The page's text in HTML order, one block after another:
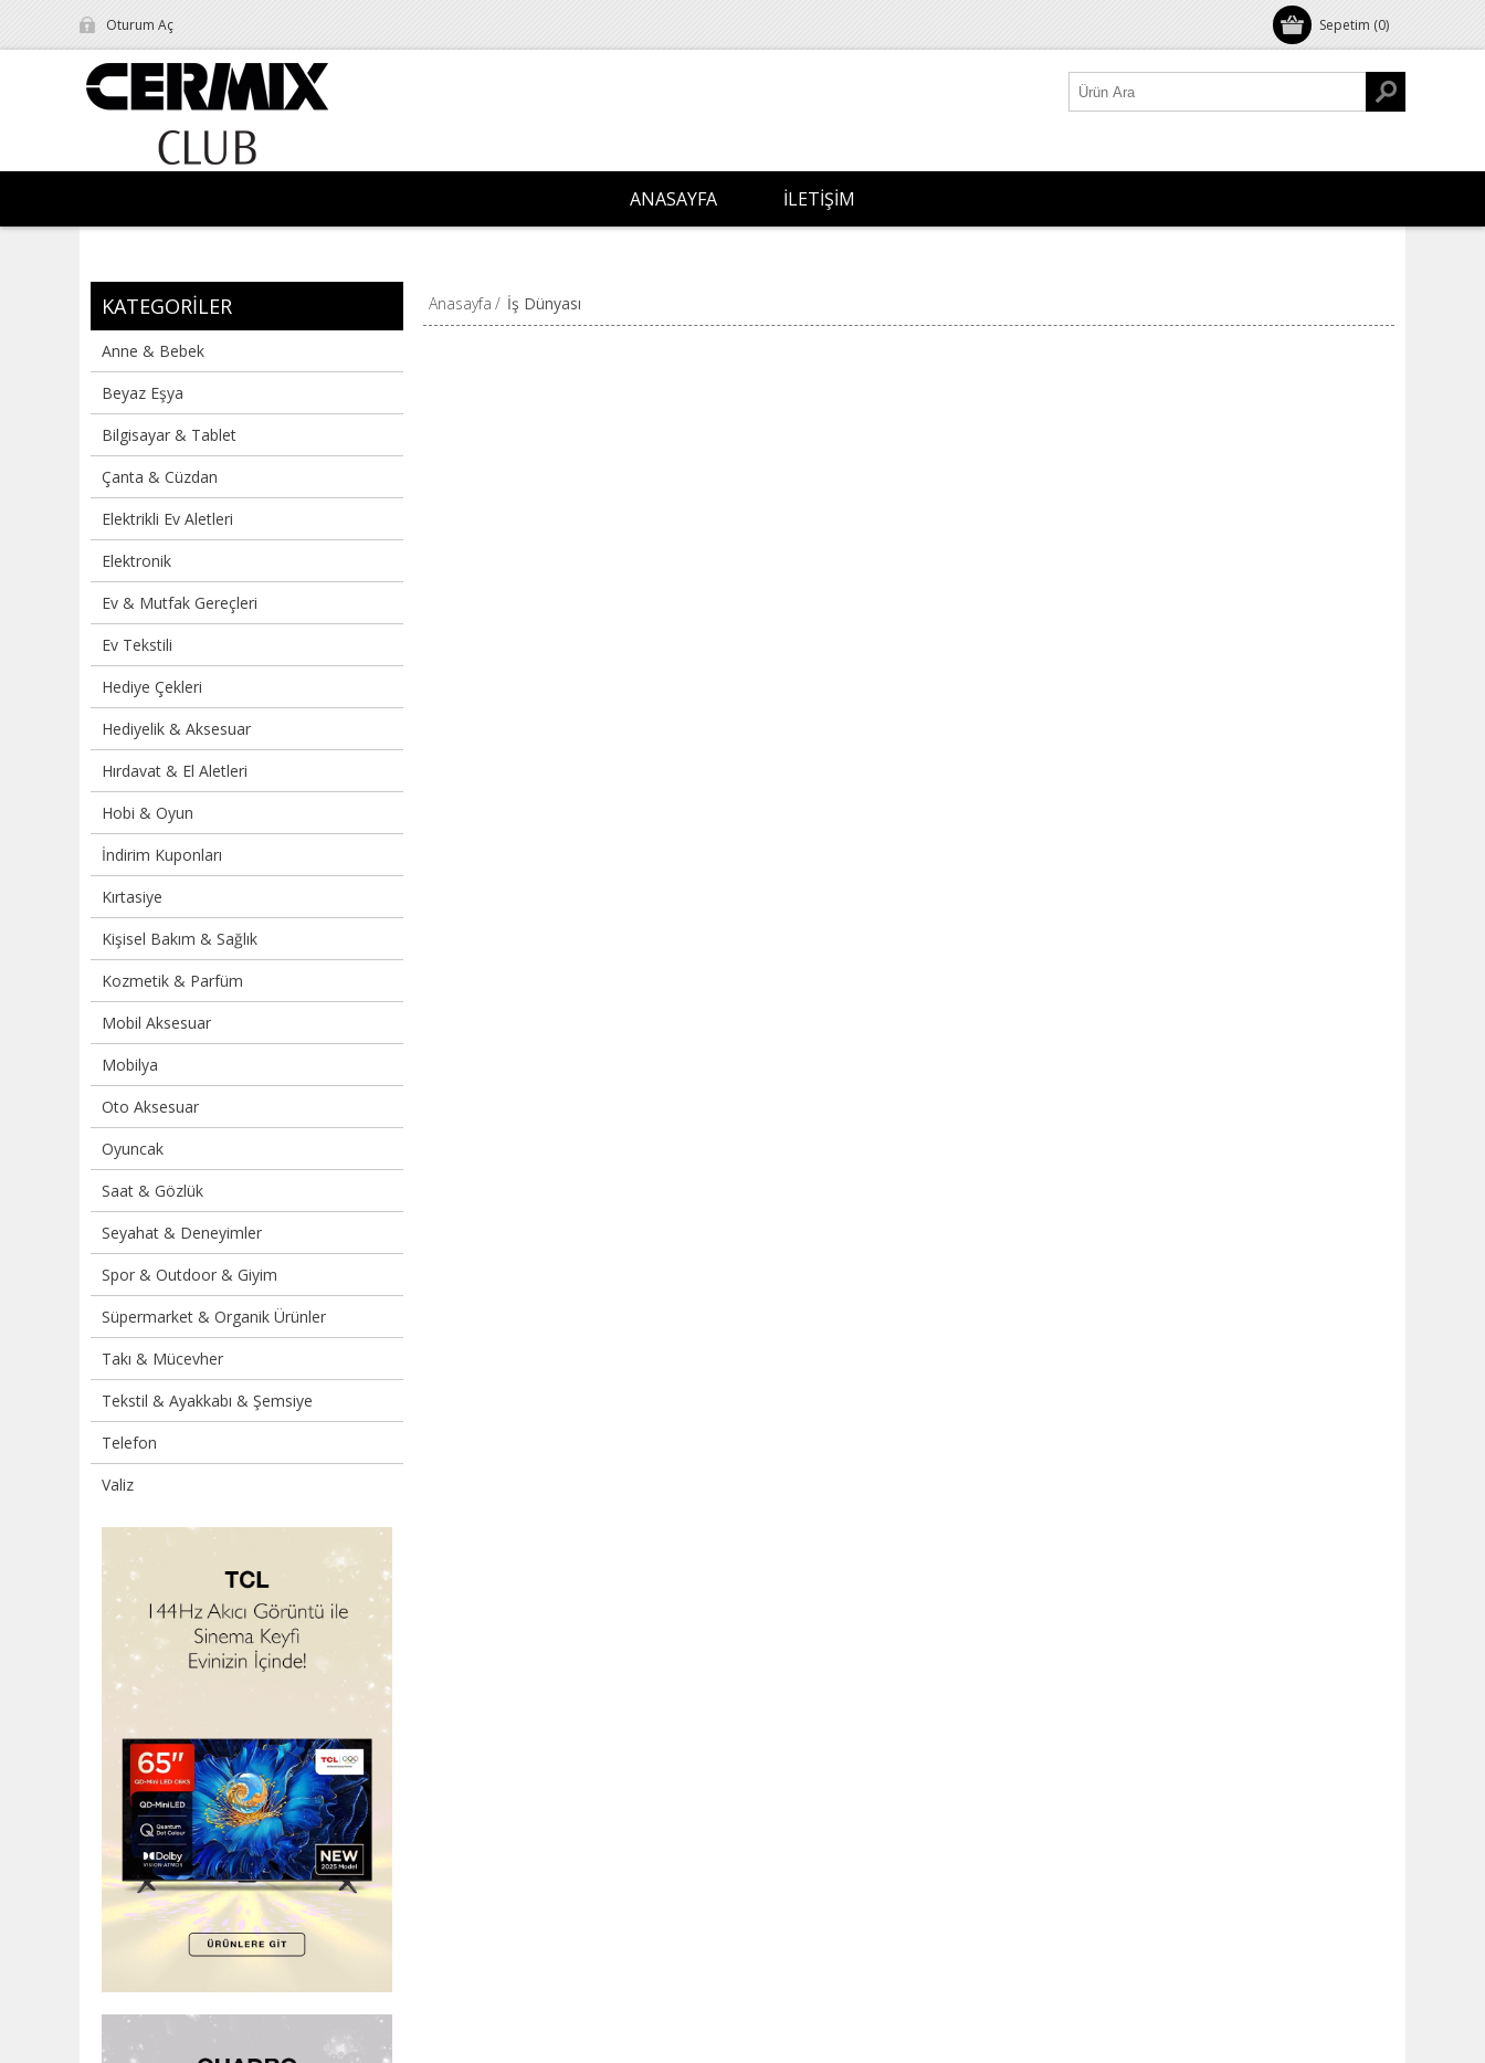
Sepetim (0)
Oturum Aç
ANASAYFA İLETIŞIM
KATEGORILER
Anne & Bebek
Beyaz Eşya
Bilgisayar & Tablet
Çanta & Cüzdan
Elektrikli Ev Aletleri
Elektronik
Ev & Mutfak Gereçleri
Ev Tekstili
Hediye Çekleri
Hediyelik & Aksesuar
Hırdavat & El Aletleri
Hobi & Oyun
İndirim Kuponları
Kırtasiye
Kişisel Bakım & Sağlık
Kozmetik & Parfüm
Mobil Aksesuar
Mobilya
Oto Aksesuar
Oyuncak
Saat & Gözlük
Seyahat & Deneyimler
Spor & Outdoor & Giyim
Süpermarket & Organik Ürünler
Takı & Mücevher
Tekstil & Ayakkabı & Şemsiye
Telefon
Valiz
Anasayfa / İş Dünyası